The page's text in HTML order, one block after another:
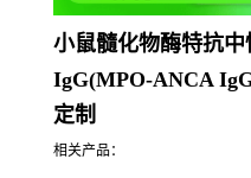
小鼠髓化物酶特抗
IgG(MPO-ANCA
定制
相关产品：